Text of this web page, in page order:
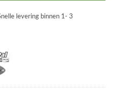
levering binnen 1- 3